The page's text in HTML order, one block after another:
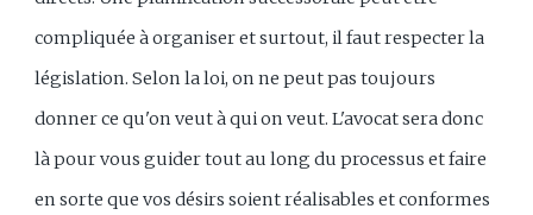
compliquée à organiser et surtout, il faut respecter la
législation. Selon la loi, on ne peut pas toujours
donner ce qu'on veut à qui on veut. L'avocat sera donc
là pour vous guider tout au long du processus et faire
en sorte que vos désirs soient réalisables et conformes